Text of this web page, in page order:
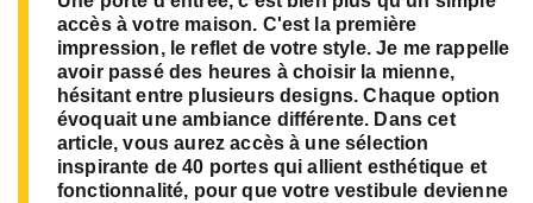
accès à votre maison. C'est la première
impression, le reflet de votre style. Je me rappelle
avoir passé des heures à choisir la mienne,
hésitant entre plusieurs designs. Chaque option
évoquait une ambiance différente. Dans cet
article, vous aurez accès à une sélection
inspirante de 40 portes qui allient esthétique et
fonctionnalité, pour que votre vestibule devienne